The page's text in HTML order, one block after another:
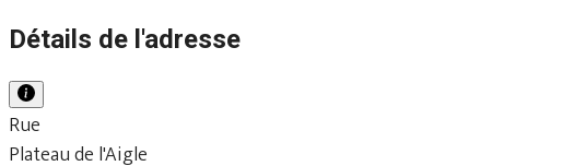
Détails de l'adresse
Rue
Plateau de l'Aigle